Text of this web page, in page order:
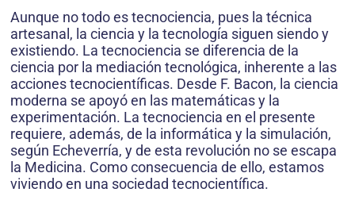
Aunque no todo es tecnociencia, pues la técnica
artesanal, la ciencia y la tecnología siguen siendo y
existiendo. La tecnociencia se diferencia de la
ciencia por la mediación tecnológica, inherente a las
acciones tecnocientíficas. Desde F. Bacon, la ciencia
moderna se apoyó en las matemáticas y la
experimentación. La tecnociencia en el presente
requiere, además, de la in­formática y la simulación,
según Echeverría, y de esta revolución no se escapa
la Medicina. Como consecuencia de ello, estamos
viviendo en una sociedad tecnocientífica.